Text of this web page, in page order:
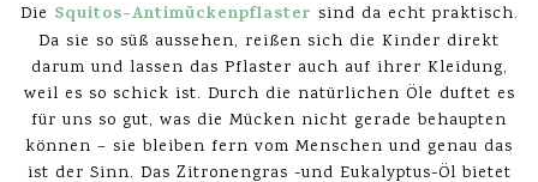
Die Squitos-Antimückenpflaster sind da echt praktisch.
Da sie so süß aussehen, reißen sich die Kinder direkt
darum und lassen das Pflaster auch auf ihrer Kleidung,
weil es so schick ist. Durch die natürlichen Öle duftet es
für uns so gut, was die Mücken nicht gerade behaupten
können – sie bleiben fern vom Menschen und genau das
ist der Sinn. Das Zitronengras -und Eukalyptus-Öl bietet